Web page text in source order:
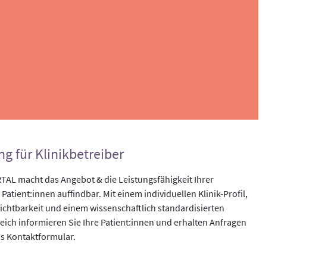
für Klinikbetreiber
macht das Angebot & die Leistungsfähigkeit Ihrer
auffindbar. Mit einem individuellen Klinik-Profil,
und einem wissenschaftlich standardisierten
informieren Sie Ihre Patient:innen und erhalten Anfragen
Kontaktformular.